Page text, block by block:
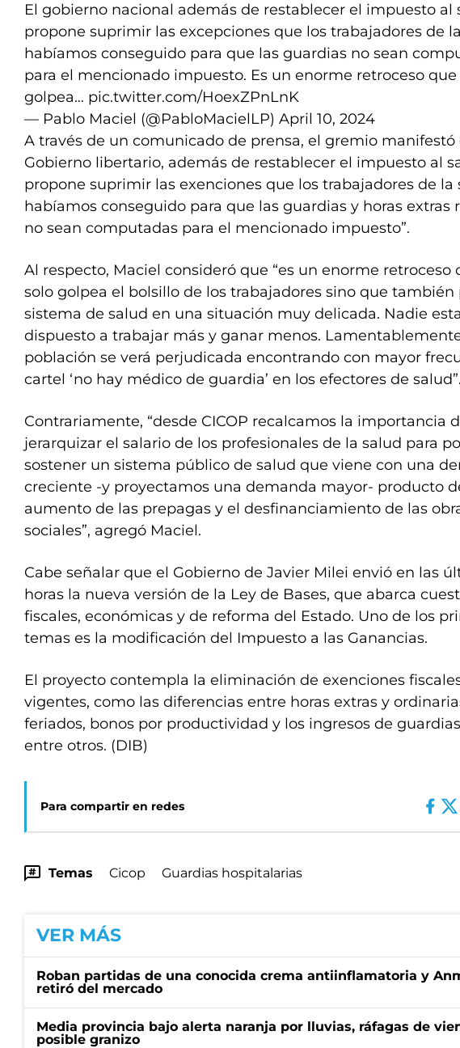
El gobierno nacional además de restablecer el impuesto al
propone suprimir las excepciones que los trabajadores de
habíamos conseguido para que las guardias no sean
para el mencionado impuesto. Es un enorme retroceso que
golpea… pic.twitter.com/HoexZPnLnK
— Pablo Maciel (@PabloMacielLP) April 10, 2024
A través de un comunicado de prensa, el gremio manifestó
Gobierno libertario, además de restablecer el impuesto al
propone suprimir las exenciones que los trabajadores de la
habíamos conseguido para que las guardias y horas extras
no sean computadas para el mencionado impuesto”.
Al respecto, Maciel consideró que “es un enorme retroceso
solo golpea el bolsillo de los trabajadores sino que también
sistema de salud en una situación muy delicada. Nadie
dispuesto a trabajar más y ganar menos.
población se verá perjudicada encontrando con mayor
cartel ‘no hay médico de guardia’ en los efectores de salud”.
Contrariamente, “desde CICOP recalcamos la importancia
jerarquizar el salario de los profesionales de la salud para
sostener un sistema público de salud que viene con una
creciente -y proyectamos una demanda mayor- producto
aumento de las prepagas y el desfinanciamiento de las
sociales”, agregó Maciel.
Cabe señalar que el Gobierno de Javier Milei envió en las
horas la nueva versión de la Ley de Bases, que abarca
fiscales, económicas y de reforma del Estado. Uno de los
temas es la modificación del Impuesto a las Ganancias.
El proyecto contempla la eliminación de exenciones
vigentes, como las diferencias entre horas extras y
feriados, bonos por productividad y los ingresos de
entre otros. (DIB)
Para compartir en redes
Temas Cicop Guardias hospitalarias
VER MÁS
Roban partidas de una conocida crema antiinflamatoria y
retiró del mercado
Media provincia bajo alerta naranja por lluvias, ráfagas de
posible granizo